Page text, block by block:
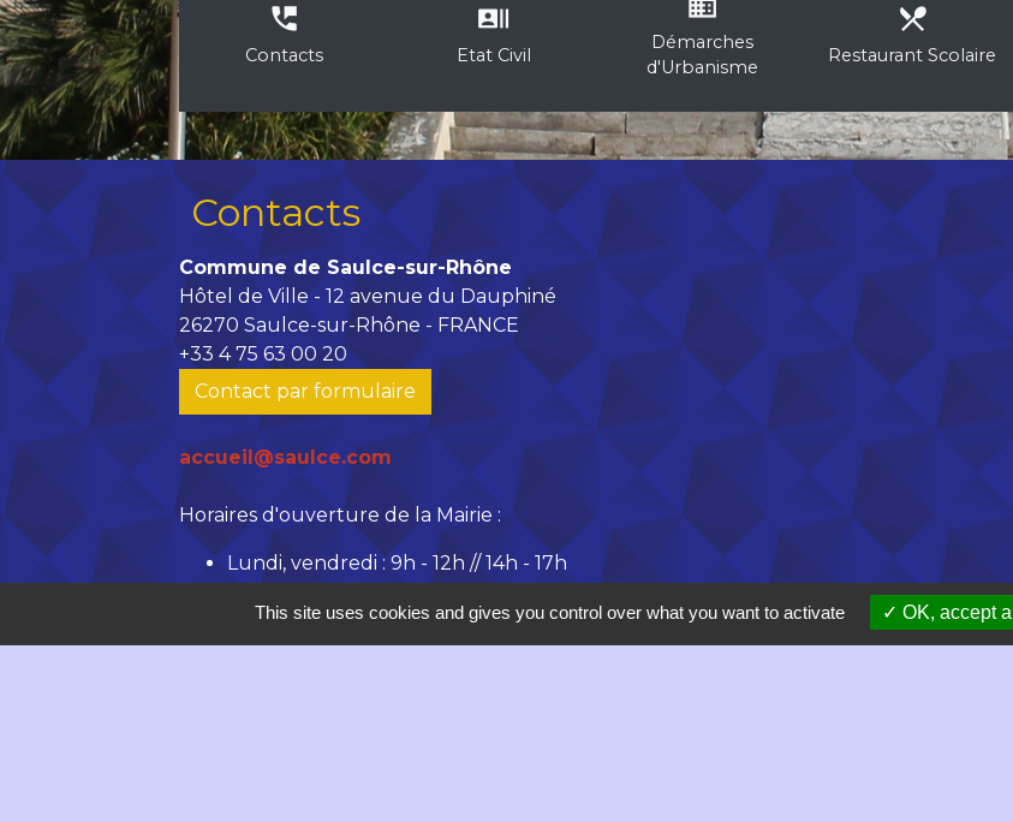
perm_phone_msg
Contacts
recent_actors
Etat Civil
Démarches
d'Urbanisme
local_dining
Restaurant Scolaire
Contacts
Commune de Saulce-sur-Rhône
Hôtel de Ville - 12 avenue du Dauphiné
26270 Saulce-sur-Rhône - FRANCE
+33 4 75 63 00 20
Contact par formulaire
accueil@saulce.com
Horaires d'ouverture de la Mairie :
Lundi, vendredi : 9h - 12h // 14h - 17h
Jeudi : 9h - 18h
This site uses cookies and gives you control over what you want to activate OK, accept all